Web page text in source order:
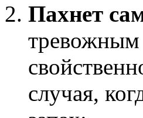
Пахнет
тревожным
случая,